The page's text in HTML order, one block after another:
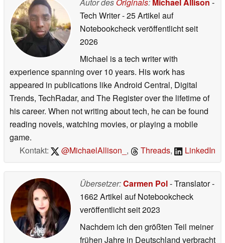
Tech Writer- 25 Artikel auf
Notebookcheck veröffentlichtseit
2026
Michael is a tech writer with
experience spanning over 10 years. His work has
appeared in publications like Android Central, Digital
Trends, TechRadar, and The Register over the lifetime of
his career. When not writing about tech, he can be found
reading novels, watching movies, or playing a mobile
game.
Kontakt:
@MichaelAllison_ , Threads, LinkedIn
Übersetzer:Carmen Pol- Translator-
1662 Artikel auf Notebookcheck
veröffentlichtseit 2023
Nachdem ich den größten Teil meiner
frühen Jahre in Deutschland verbracht